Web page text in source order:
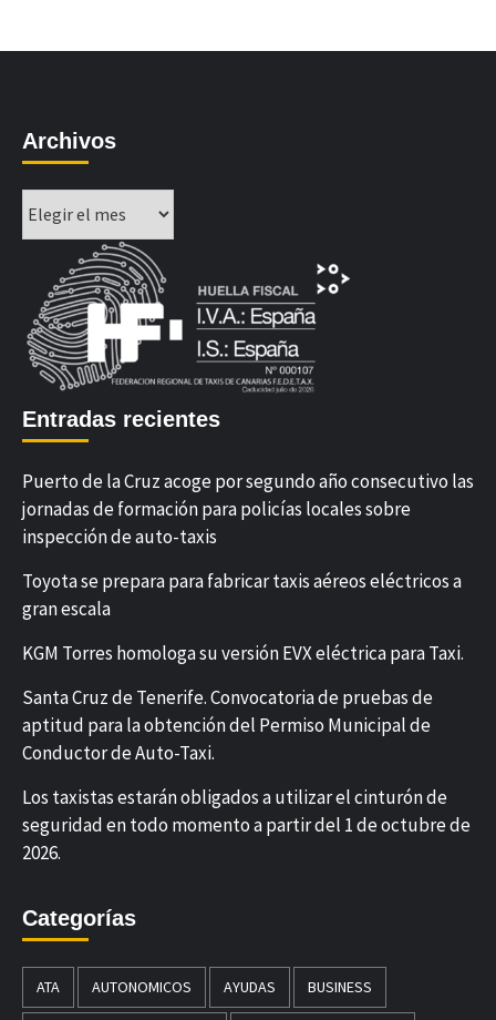
Archivos
Entradas recientes
Puerto de la Cruz acoge por segundo año consecutivo las
jornadas de formación para policías locales sobre
inspección de auto-taxis
Toyota se prepara para fabricar taxis aéreos eléctricos a
gran escala
KGM Torres homologa su versión EVX eléctrica para Taxi.
Santa Cruz de Tenerife. Convocatoria de pruebas de
aptitud para la obtención del Permiso Municipal de
Conductor de Auto-Taxi.
Los taxistas estarán obligados a utilizar el cinturón de
seguridad en todo momento a partir del 1 de octubre de
2026.
Categorías
ATA AUTONOMICOS AYUDAS BUSINESS